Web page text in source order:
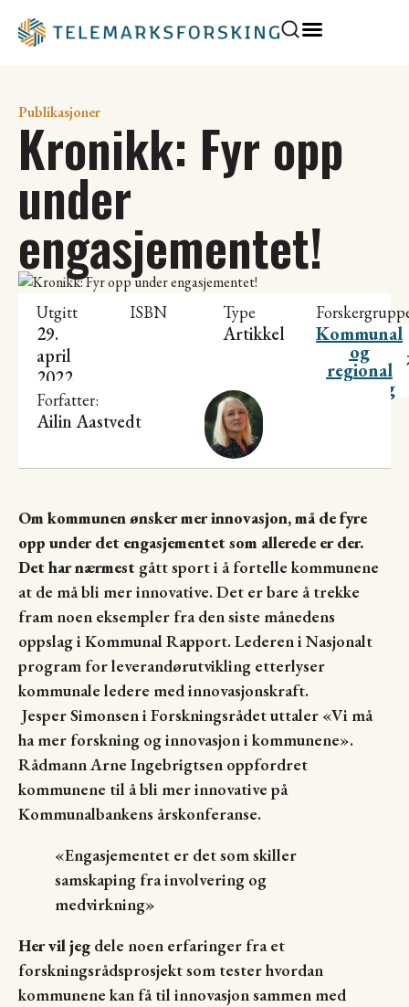
Publikasjoner
Kronikk: Fyr opp
under
engasjementet!
Utgitt
29.
april
2022
ISBN Type
Artikkel Kommunal
og
regional
utvikling
Forfatter:
Ailin Aastvedt
Om kommunen ønsker mer innovasjon, må de fyre
opp under det engasjementet som allerede er der.
Det har nærmest gått sport i å fortelle kommunene
at de må bli mer innovative. Det er bare å trekke
fram noen eksempler fra den siste månedens
oppslag i Kommunal Rapport. Lederen i Nasjonalt
program for leverandørutvikling etterlyser
kommunale ledere med innovasjonskraft.
Jesper Simonsen i Forskningsrådet uttaler «Vi må
ha mer forskning og innovasjon i kommunene».
Rådmann Arne Ingebrigtsen oppfordret
kommunene til å bli mer innovative på
Kommunalbankens årskonferanse.
«Engasjementet er det som skiller
samskaping fra involvering og
medvirkning»
Her vil jegdele noen erfaringer fra et
forskningsrådsprosjekt som tester hvordan
kommunene kan få til innovasjon sammen med